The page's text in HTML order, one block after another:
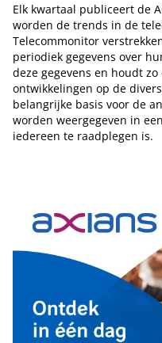
Elk kwartaal publiceert de
worden de trends in de
Telecommonitor
periodiek gegevens over
deze gegevens en houdt
ontwikkelingen op de
belangrijke basis voor de
worden weergegeven in
iedereen te raadplegen is.